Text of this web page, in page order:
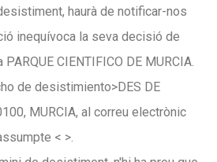
haurà de notificar-nos
inequívoca la seva decisió de
CIENTIFICO DE MURCIA.
de desistimiento>DES DE
MURCIA, al correu electrònic
< >.